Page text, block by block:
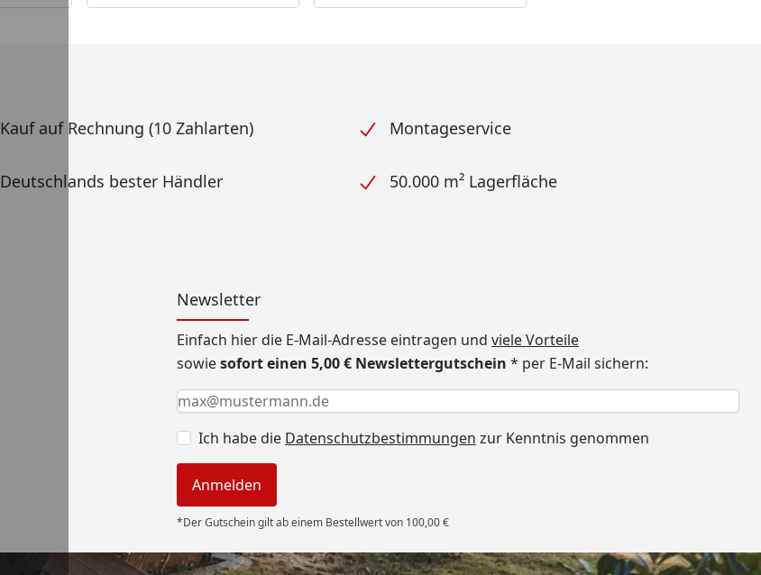
Kauf auf Rechnung (10 Zahlarten) Montageservice
Deutschlands bester Händler 50.000 m² Lagerfläche
Newsletter
Einfach hier die E-Mail-Adresse eintragen und viele Vorteile
sowiesofort einen 5,00 € Newslettergutschein * per E-Mail sichern:
Keine Eingabe erforderlich
Eingabe erforderlich
E-Mail *
Ich habe die Datenschutzbestimmungen zur Kenntnis genommen
Anmelden
*Der Gutschein gilt ab einem Bestellwert von 100,00 €